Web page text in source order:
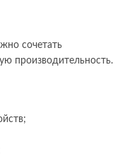
сочетать
производительность.